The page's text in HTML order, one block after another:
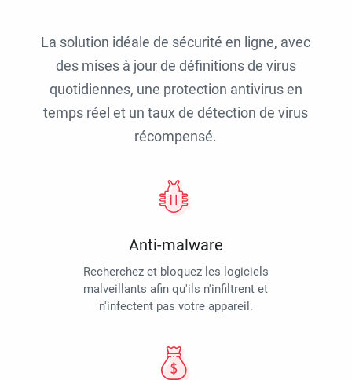
La solution idéale de sécurité en ligne, avec
des mises à jour de définitions de virus
quotidiennes, une protection antivirus en
temps réel et un taux de détection de virus
récompensé.
Anti-malware
Recherchez et bloquez les logiciels
malveillants afin qu'ils n'infiltrent et
n'infectent pas votre appareil.